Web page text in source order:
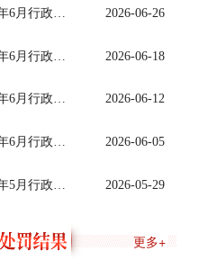
2026-06-26
2026-06-18
门头沟区卫生健康委2026年6月行政许可公示（二）2026年6月5日至2026年6月12日 2026-06-12
2026-06-05
2026-05-29
更多+